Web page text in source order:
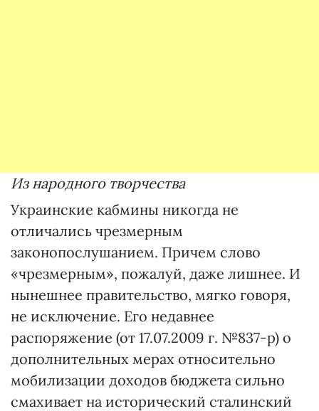
Из народного творчества
Украинские кабмины никогда не
отличались чрезмерным
законопослушанием. Причем слово
«чрезмерным», пожалуй, даже лишнее. И
нынешнее правительство, мягко говоря,
не исключение. Его недавнее
распоряжение (от 17.07.2009 г. №837-р) о
дополнительных мерах относительно
мобилизации доходов бюджета сильно
смахивает на исторический сталинский